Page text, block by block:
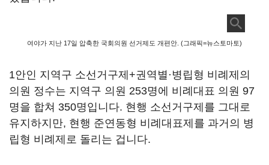
여야가 지난 17일 압축한 국회의원 선거제도 개편안. (그래픽=뉴스토마토)
1안인 지역구 소선거구제+권역별·병립형 비례제의
의원 정수는 지역구 의원 253명에 비례대표 의원 97
명을 합쳐 350명입니다. 현행 소선거구제를 그대로
유지하지만, 현행 준연동형 비례대표제를 과거의 병
립형 비례제로 돌리는 겁니다.